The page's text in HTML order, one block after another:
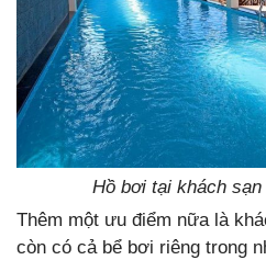
Hồ bơi tại khách sạn
Thêm một ưu điểm nữa là
còn có cả bể bơi riêng trong